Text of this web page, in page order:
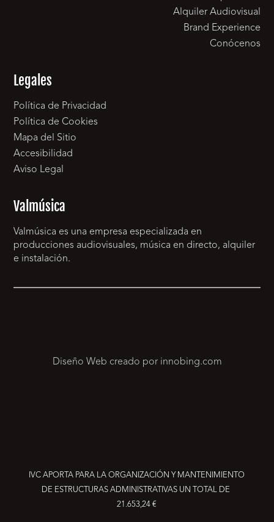
RESERVA YA TU PRODUCTO
Alquiler Audiovisual
Brand Experience
Conócenos
Legales
Política de Privacidad
Política de Cookies
Mapa del Sitio
Accesibilidad
Aviso Legal
Valmúsica
Valmúsica es una empresa especializada en
producciones audiovisuales, música en directo, alquiler
e instalación.
Diseño Web creado por innobing.com
IVC APORTA PARA LA ORGANIZACIÓN Y MANTENIMIENTO
DE ESTRUCTURAS ADMINISTRATIVAS UN TOTAL DE
21.653,24 €